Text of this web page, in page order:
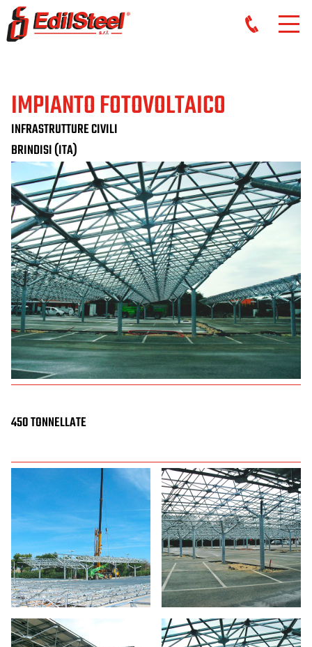
HOME
AZIENDA
SERVIZI
IMPIANTO FOTOVOLTAICO
INFRASTRUTTURE CIVILI
BRINDISI (ITA)
450 TONNELLATE